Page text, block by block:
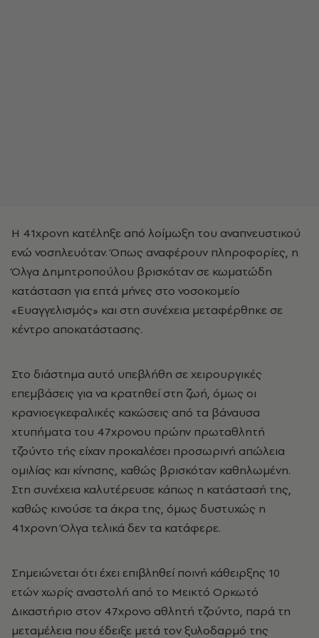
Η 41χρονη κατέληξε από λοίμωξη του αναπνευστικού
ενώ νοσηλευόταν. Όπως αναφέρουν πληροφορίες, η
Όλγα Δημητροπούλου βρισκόταν σε κωματώδη
κατάσταση για επτά μήνες στο νοσοκομείο
«Ευαγγελισμός» και στη συνέχεια μεταφέρθηκε σε
κέντρο αποκατάστασης.
Στο διάστημα αυτό υπεβλήθη σε χειρουργικές
επεμβάσεις για να κρατηθεί στη ζωή, όμως οι
κρανιοεγκεφαλικές κακώσεις από τα βάναυσα
χτυπήματα του 47χρονου πρώην πρωταθλητή
τζούντο τής είχαν προκαλέσει προσωρινή απώλεια
ομιλίας και κίνησης, καθώς βρισκόταν καθηλωμένη.
Στη συνέχεια καλυτέρευσε κάπως η κατάστασή της,
καθώς κινούσε τα άκρα της, όμως δυστυχώς η
41χρονη Όλγα τελικά δεν τα κατάφερε.
Σημειώνεται ότι έχει επιβληθεί ποινή κάθειρξης 10
ετών χωρίς αναστολή από το Μεικτό Ορκωτό
Δικαστήριο στον 47χρονο αθλητή τζούντο, παρά τη
μεταμέλεια που έδειξε μετά τον ξυλοδαρμό της